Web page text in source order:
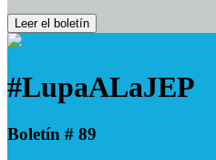
Leer el boletín
#LupaALaJEP
Boletín # 89